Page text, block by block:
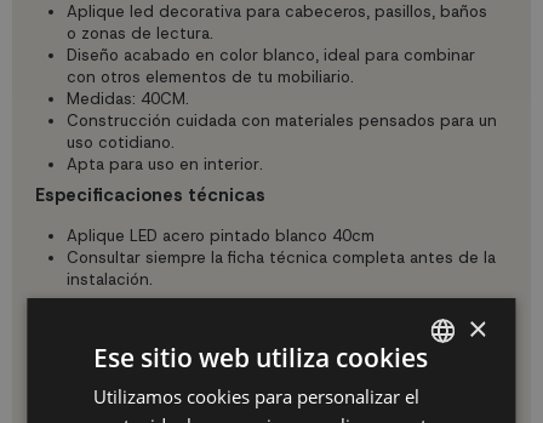
Aplique led decorativa para cabeceros, pasillos, baños
o zonas de lectura.
Diseño acabado en color blanco, ideal para combinar
con otros elementos de tu mobiliario.
Medidas: 40CM.
Construcción cuidada con materiales pensados para un
uso cotidiano.
Apta para uso en interior.
Especificaciones técnicas
Aplique LED acero pintado blanco 40cm
Consultar siempre la ficha técnica completa antes de la
instalación.
Perfecto para instalar en paredes, cabeceros o pasillos.
Selecciona la altura adecuada según el uso (lectura, luz
ambiental, iluminación de paso) y asegúrate de que queda
bien fijado.
SPANISH
×
Ese sitio web utiliza cookies
Utilizamos cookies para personalizar el